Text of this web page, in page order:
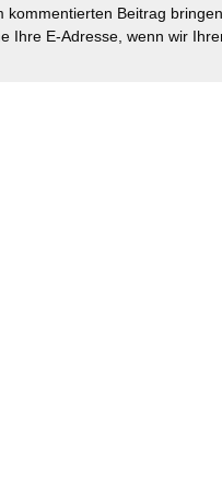
kommentierten Beitrag
Ihre E-Adresse, wenn wir